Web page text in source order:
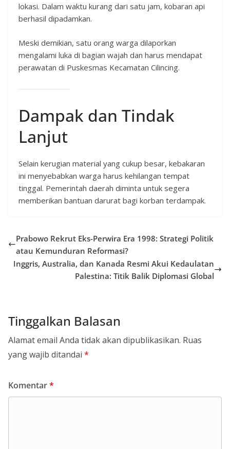
lokasi. Dalam waktu kurang dari satu jam, kobaran api
berhasil dipadamkan.
Meski demikian, satu orang warga dilaporkan
mengalami luka di bagian wajah dan harus mendapat
perawatan di Puskesmas Kecamatan Cilincing.
Dampak dan Tindak
Lanjut
Selain kerugian material yang cukup besar, kebakaran
ini menyebabkan warga harus kehilangan tempat
tinggal. Pemerintah daerah diminta untuk segera
memberikan bantuan darurat bagi korban terdampak.
Prabowo Rekrut Eks-Perwira Era 1998: Strategi Politik
atau Kemunduran Reformasi?
Inggris, Australia, dan Kanada Resmi Akui Kedaulatan
Palestina: Titik Balik Diplomasi Global
Tinggalkan Balasan
Alamat email Anda tidak akan dipublikasikan. Ruas
yang wajib ditandai *
Komentar*